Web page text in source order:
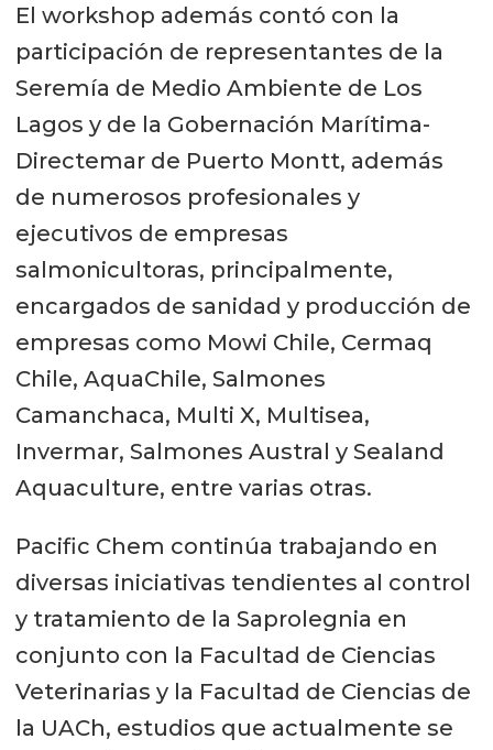
El workshop además contó con la
participación de representantes de la
Seremía de Medio Ambiente de Los
Lagos y de la Gobernación Marítima-
Directemar de Puerto Montt, además
de numerosos profesionales y
ejecutivos de empresas
salmonicultoras, principalmente,
encargados de sanidad y producción de
empresas como Mowi Chile, Cermaq
Chile, AquaChile, Salmones
Camanchaca, Multi X, Multisea,
Invermar, Salmones Austral y Sealand
Aquaculture, entre varias otras.
Pacific Chem continúa trabajando en
diversas iniciativas tendientes al control
y tratamiento de la Saprolegnia en
conjunto con la Facultad de Ciencias
Veterinarias y la Facultad de Ciencias de
la UACh, estudios que actualmente se